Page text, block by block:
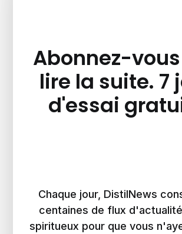
Abonnez-
lire la suite. 7
d'essai
Chaque jour, DistilNews
centaines de flux
spiritueux pour que vous